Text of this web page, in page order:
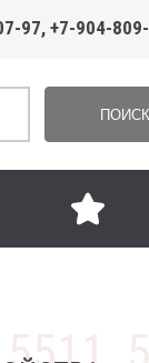
97, +7-904-
ПОИСК